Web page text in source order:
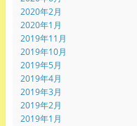
2020年2月
2020年1月
2019年11月
2019年10月
2019年5月
2019年4月
2019年3月
2019年2月
2019年1月